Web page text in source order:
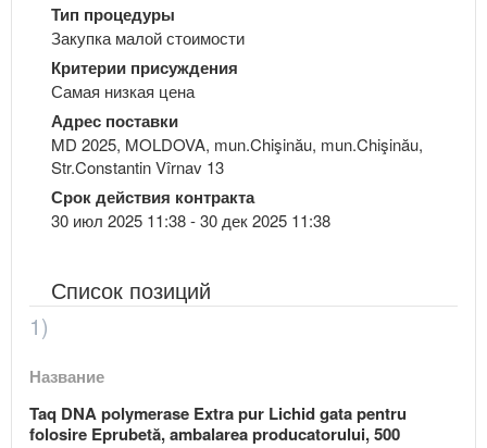
Тип процедуры
Закупка малой стоимости
Критерии присуждения
Самая низкая цена
Адрес поставки
MD 2025, MOLDOVA, mun.Chişinău, mun.Chişinău,
Str.Constantin Vîrnav 13
Срок действия контракта
30 июл 2025 11:38 - 30 дек 2025 11:38
Список позиций
1)
Название
Taq DNA polymerase Extra pur Lichid gata pentru
folosire Eprubetă, ambalarea producatorului, 500